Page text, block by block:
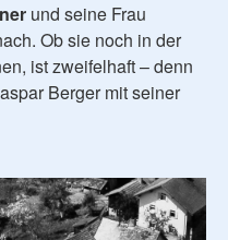
und seine Frau
Ob sie noch in der
ist zweifelhaft – denn
Berger mit seiner